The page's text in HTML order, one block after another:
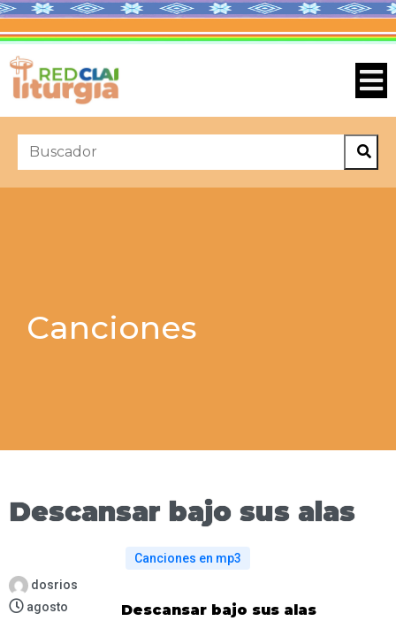
Canciones
Descansar bajo sus alas
dosrios
agosto
Canciones en mp3
Descansar bajo sus alas